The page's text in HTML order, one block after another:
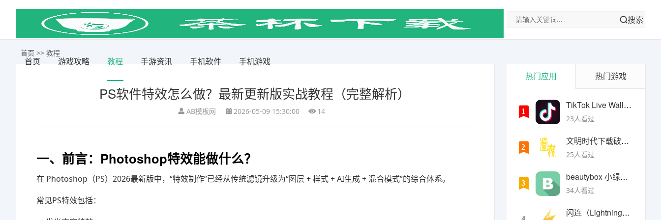
首页 游戏攻略 教程 手游资讯 手机软件 手机游戏
搜索
首页 >> 教程
PS软件特效怎么做？最新更新版实战教程（完整解析）
AB模板网 2026-05-09 15:30:00 14
一、前言：Photoshop特效能做什么？
在 Photoshop（PS）2026最新版中，“特效制作”已经从传统滤镜升级为“图层 + 样式 + AI生成 + 混合模式”的综合体系。
常见PS特效包括：
热门应用 热门游戏
1
TikTok Live Wallpaper
23人看过
2
文明时代下载破解版无限金币最新版
25人看过
3
beautybox 小绿盒正版最新免费下载
34人看过
闪连（LightningX）加速器app